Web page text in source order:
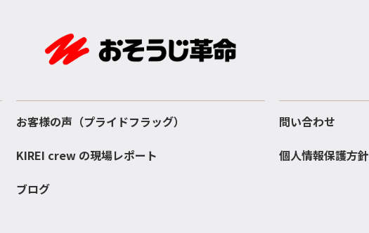
お客様の声（プライドフラッグ）
KIREI crew の現場レポート
ブログ
問い合わせ
個人情報保護方針